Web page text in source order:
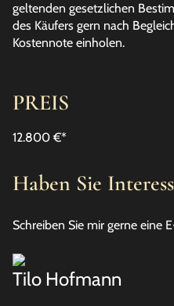
geltenden gesetzlichen
des Käufers gern nach
Kostennote einholen.
PREIS
12.800 €*
Haben Sie
Schreiben Sie mir gerne eine
Tilo Hofmann